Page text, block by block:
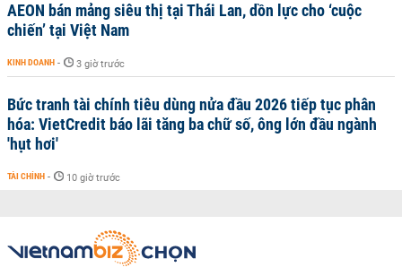
AEON bán mảng siêu thị tại Thái Lan, dồn lực cho ‘cuộc
chiến’ tại Việt Nam
KINH DOANH - 3 giờ trước
Bức tranh tài chính tiêu dùng nửa đầu 2026 tiếp tục phân
hóa: VietCredit báo lãi tăng ba chữ số, ông lớn đầu ngành
'hụt hơi'
TÀI CHÍNH - 10 giờ trước